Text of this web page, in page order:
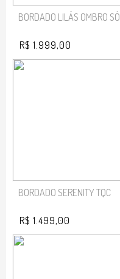
BORDADO LILÁS OMBRO SÓ
R$ 1.999,00
BORDADO SERENITY TQC
R$ 1.499,00